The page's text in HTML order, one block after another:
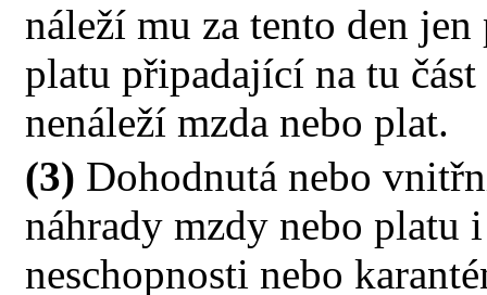
náleží mu za tento den
platu připadající na tu
nenáleží mzda nebo plat.
(3) Dohodnutá nebo
náhrady mzdy nebo platu
neschopnosti nebo